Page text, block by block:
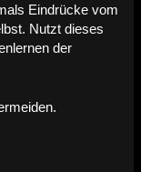
Eindrücke vom
Nutzt dieses
der